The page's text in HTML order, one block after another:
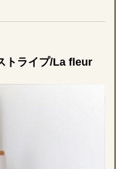
トライプ/La fleur